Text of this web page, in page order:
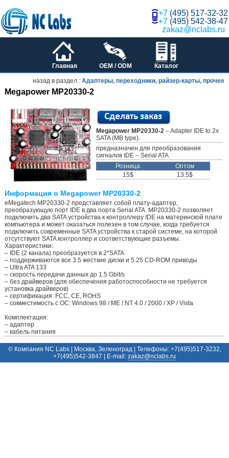
+7 (495) 517-32-32
+7 (495) 542-38-47
zakaz@nclabs.ru
Главная OEM / ODM Каталог
назад в раздел :Адаптеры, переходники, райзер-карты, прочее
Megapower MP20330-2
Megapower MP20330-2– Adapter IDE to 2x
SATA (MB type).
предназначен для преобразования
сигналов IDE – Serial ATA
Розница
Оптом
15$
13.5$
Информация о Megapower MP20330-2
eMegatech MP20330-2 представляет собой плату-адаптер,
преобразующую порт IDE в два порта Serial ATA. MP20330-2 позволяет
подключить два SATA устройства к контроллеру IDE на материнской плате
компьютера и может оказаться полезен в том случае, когда требуется
подключить современные SATA устройства к старой системе, на которой
отсутствуют SATA контроллер и соответствующие разъемы.
Характеристики:
– IDE (2 канала) преобразуется в 2*SATA
– поддерживаются все 3.5 жесткие диски и 5.25 CD-ROM приводы
– Ultra ATA 133
– скорость передачи данных до 1.5 Gbit/s
– без драйверов (для обеспечения работоспособности не требуется
установка драйверов)
– сертификация: FCC, CE, ROHS
– совместимость с ОС: Windows 98 / ME / NT 4.0 / 2000 / XP / Vista
Комплектация:
– адаптер
– кабель питания
© Компания NC Labs | Москва, Зеленоград | Телефоны: +7(495)517-3232,
+7(495)542-3847 | E-mail: ur.sbalcn@zakaz